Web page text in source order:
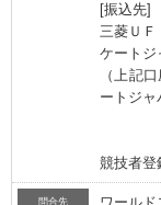
[振込先]
三菱ＵＦ
ケートジ
（上記
ートジャ
競技者登
問合先